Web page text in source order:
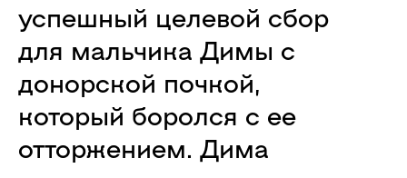
успешный целевой сбор
для мальчика Димы с
донорской почкой,
который боролся с ее
отторжением. Дима